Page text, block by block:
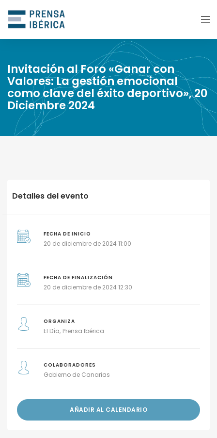
Invitación al Foro «Ganar con
Valores: La gestión emocional
como clave del éxito deportivo», 20
Diciembre 2024
Detalles del evento
FECHA DE INICIO
20 de diciembre de 2024 11:00
FECHA DE FINALIZACIÓN
20 de diciembre de 2024 12:30
ORGANIZA
El Día Prensa Ibérica
COLABORADORES
Gobierno de Canarias
AÑADIR AL CALENDARIO